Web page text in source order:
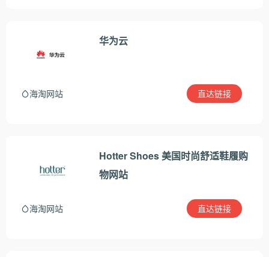
华为云
海淘网站 直达链接
Hotter Shoes 美国时尚舒适鞋履购
物网站
海淘网站 直达链接